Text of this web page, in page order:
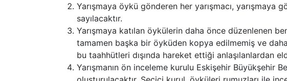
Yarışmaya öykü gönderen her yarışmacı, yarışmaya
sayılacaktır.
Yarışmaya katılan öykülerin daha önce düzenlenen
tamamen başka bir öyküden kopya edilmemiş ve
bu taahhütleri dışında hareket ettiği anlaşılanlardan
Yarışmanın ön inceleme kurulu Eskişehir Büyükşehir